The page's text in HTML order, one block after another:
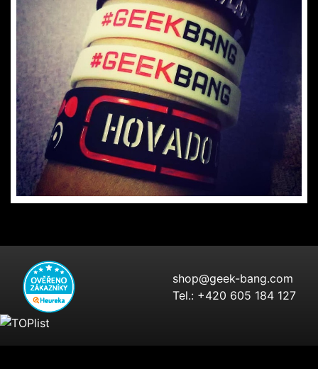
shop@geek-bang.com
Tel.: +420 605 184 127